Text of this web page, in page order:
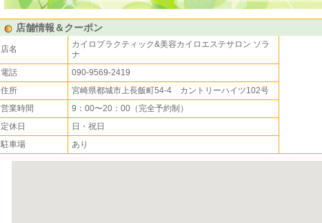
店舗情報＆クーポン
店名
カイロプラクティック&美容カイロエステサロン ソラ
ナ
電話
090-9569-2419
住所
宮崎県都城市上長飯町54-4 カントリーハイツ102号
営業時間
9：00〜20：00（完全予約制）
定休日
日・祝日
駐車場
あり